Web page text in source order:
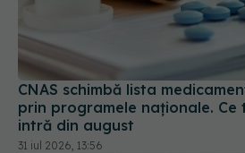
CNAS schimbă lista
prin programele naționale.
intră din august
31 iul 2026, 13:56